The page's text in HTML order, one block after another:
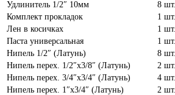
Удлинитель 1/2″ 10мм
8 шт.
Комплект прокладок
1 шт.
Лен в косичках
1 шт.
Паста универсальная
1 шт.
Нипель 1/2″ (Латунь)
8 шт.
Нипель перех. 1/2″х3/8″ (Латунь)
2 шт.
Нипель перех. 3/4″х3/4″ (Латунь)
4 шт.
Нипель перех. 1″х3/4″ (Латунь)
2 шт.